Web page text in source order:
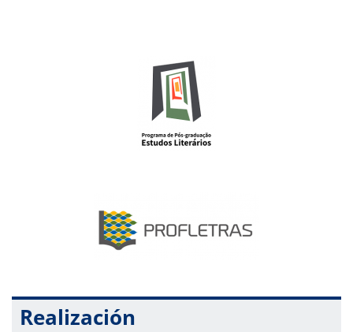
Realización